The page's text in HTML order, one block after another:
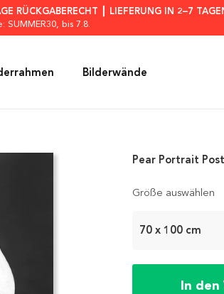
RÜCKGABERECHT ┃ LIEFERUNG IN 2–7
SUMMER30, bis 7.8.
Bilderwände
Größe auswählen
70 x 100 cm
In den
Pear Portrait